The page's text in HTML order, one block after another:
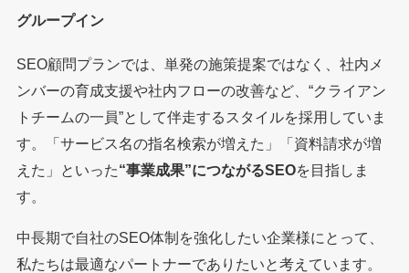
グループイン
SEO顧問プランでは、単発の施策提案ではなく、社内メ
ンバーの育成支援や社内フローの改善など、“クライアン
トチームの一員”として伴走するスタイルを採用していま
す。「サービス名の指名検索が増えた」「資料請求が増
えた」といった“事業成果”につながるSEOを目指しま
す。
中長期で自社のSEO体制を強化したい企業様にとって、
私たちは最適なパートナーでありたいと考えています。